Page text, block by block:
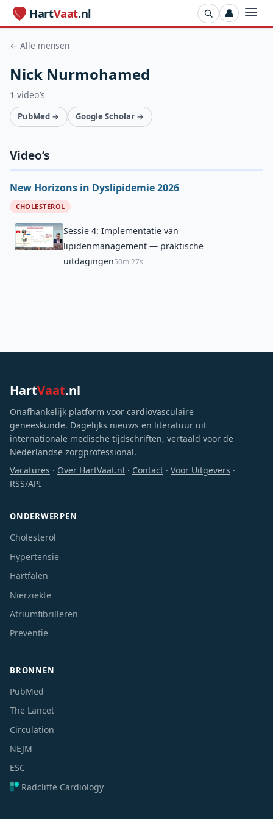
HartVaat.nl 👤
← Alle mensen
Nick Nurmohamed
1 video’s
PubMed → Google Scholar →
Video’s
New Horizons in Dyslipidemie 2026
CHOLESTEROL
Sessie 4: Implementatie van
lipidenmanagement — praktische
uitdagingen50m 27s
HartVaat.nl
Onafhankelijk platform voor cardiovasculaire
geneeskunde. Dagelijks nieuws en literatuur uit
internationale medische tijdschriften, vertaald voor de
Nederlandse zorgprofessional.
Vacatures · Over HartVaat.nl · Contact · Voor Uitgevers ·
RSS/API
ONDERWERPEN
Cholesterol
Hypertensie
Hartfalen
Nierziekte
Atriumfibrilleren
Preventie
BRONNEN
PubMed
The Lancet
Circulation
NEJM
ESC
Radcliffe Cardiology